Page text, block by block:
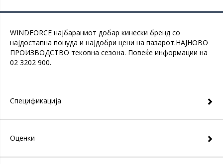
WINDFORCE најбараниот добар кинески бренд со
најдостапна понуда и најдобри цени на пазарот.НАЈНОВО
ПРОИЗВОДСТВО тековна сезона. Повеќе информации на
02 3202 900.
Спецификација
Оценки